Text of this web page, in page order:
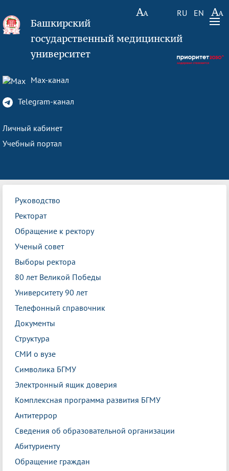
RU EN
Башкирский
государственный медицинский
университет
Max-канал
Telegram-канал
Личный кабинет
Учебный портал
Руководство
Ректорат
Обращение к ректору
Ученый совет
Выборы ректора
80 лет Великой Победы
Университету 90 лет
Телефонный справочник
Документы
Структура
СМИ о вузе
Символика БГМУ
Электронный ящик доверия
Комплексная программа развития БГМУ
Антитеррор
Сведения об образовательной организации
Абитуриенту
Обращение граждан